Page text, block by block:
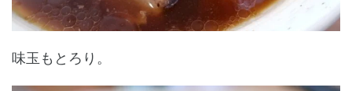
味玉もとろり。